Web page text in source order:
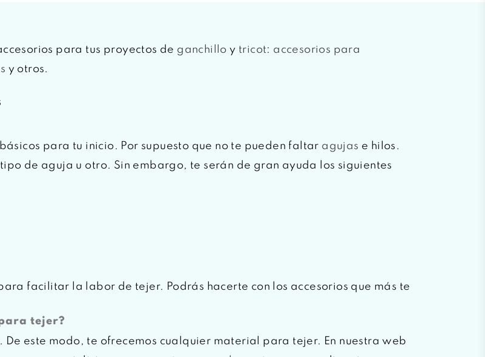
para tus proyectos de ganchillo y tricot: accesorios para
y otros.
para tu inicio. Por supuesto que no te pueden faltar agujas e hilos.
de aguja u otro. Sin embargo, te serán de gran ayuda los siguientes
facilitar la labor de tejer. Podrás hacerte con los accesorios que más te
tejer?
. De este modo, te ofrecemos cualquier material para tejer. En nuestra web